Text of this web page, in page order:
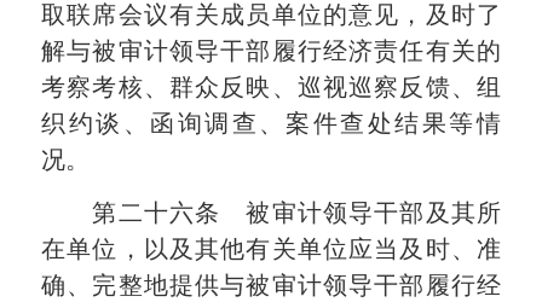
取联席会议有关成员单位的意见，及时了
解与被审计领导干部履行经济责任有关的
考察考核、群众反映、巡视巡察反馈、组
织约谈、函询调查、案件查处结果等情
况。
第二十六条 被审计领导干部及其所
在单位，以及其他有关单位应当及时、准
确、完整地提供与被审计领导干部履行经